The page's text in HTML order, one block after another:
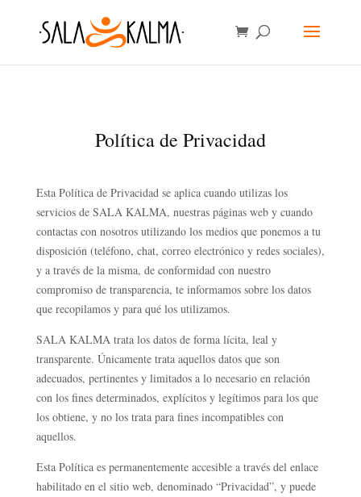
Política de Privacidad
Esta Política de Privacidad se aplica cuando utilizas los
servicios de SALA KALMA, nuestras páginas web y cuando
contactas con nosotros utilizando los medios que ponemos a tu
disposición (teléfono, chat, correo electrónico y redes sociales),
y a través de la misma, de conformidad con nuestro
compromiso de transparencia, te informamos sobre los datos
que recopilamos y para qué los utilizamos.
SALA KALMA trata los datos de forma lícita, leal y
transparente. Únicamente trata aquellos datos que son
adecuados, pertinentes y limitados a lo necesario en relación
con los fines determinados, explícitos y legítimos para los que
los obtiene, y no los trata para fines incompatibles con
aquellos.
Esta Política es permanentemente accesible a través del enlace
habilitado en el sitio web, denominado “Privacidad”, y puede